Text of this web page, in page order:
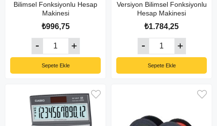
Bilimsel Fonksiyonlu Hesap
Makinesi
₺996,75
Sepete Ekle
Versiyon Bilimsel Fonksiyonlu
Hesap Makinesi
₺1.784,25
Sepete Ekle